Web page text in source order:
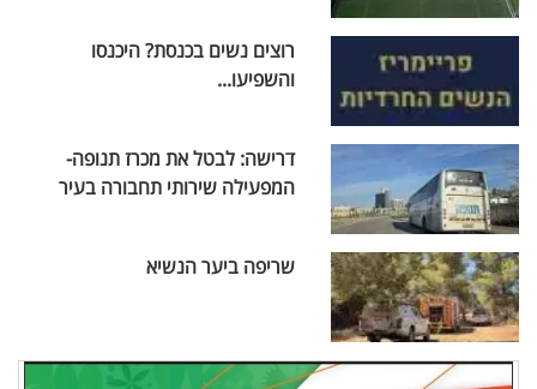
רוצים נשים בכנסת? היכנסו
והשפיעו...
דרישה: לבטל את מכרז תנופה-
המפעילה שירותי תחבורה בעיר
שריפה ביער הנשיא